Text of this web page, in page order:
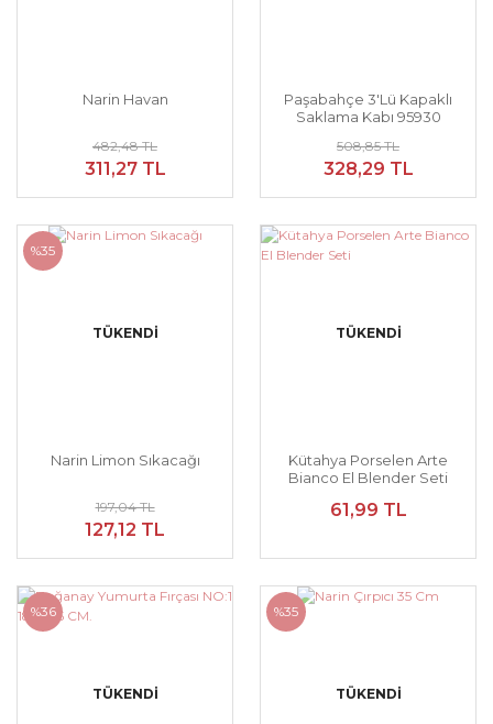
Narin Havan
482,48 TL
311,27 TL
Paşabahçe 3'Lü Kapaklı
Saklama Kabı 95930
508,85 TL
328,29 TL
%35
TÜKENDİ
Narin Limon Sıkacağı
197,04 TL
127,12 TL
TÜKENDİ
Kütahya Porselen Arte
Bianco El Blender Seti
61,99 TL
%36
TÜKENDİ
%35
TÜKENDİ